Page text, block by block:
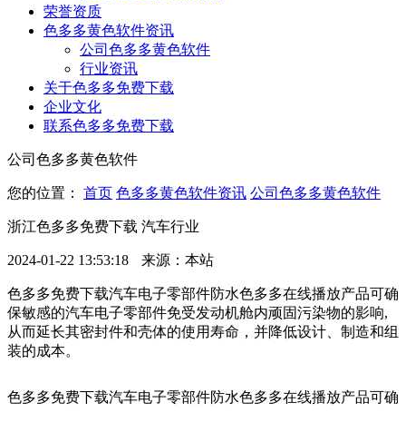
荣誉资质
色多多黄色软件资讯
公司色多多黄色软件
行业资讯
关于色多多免费下载
企业文化
联系色多多免费下载
公司色多多黄色软件
您的位置： 首页 色多多黄色软件资讯 公司色多多黄色软件
浙江色多多免费下载 汽车行业
2024-01-22 13:53:18 来源：本站
色多多免费下载汽车电子零部件防水色多多在线播放产品可确
保敏感的汽车电子零部件免受发动机舱内顽固污染物的影响,
从而延长其密封件和壳体的使用寿命，并降低设计、制造和组
装的成本。
色多多免费下载汽车电子零部件防水色多多在线播放产品可确